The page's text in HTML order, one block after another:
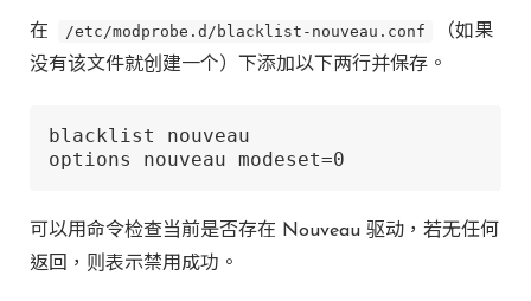
在 /etc/modprobe.d/blacklist-nouveau.conf
（如果
没有该文件就创建一个）下添加以下两行并保存。
blacklist nouveau
options nouveau modeset=0
可以用命令检查当前是否存在 Nouveau 驱动，若无任何
返回，则表示禁用成功。